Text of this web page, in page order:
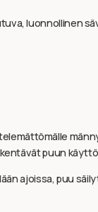
luonnollinen
puun
ajoissa, puu